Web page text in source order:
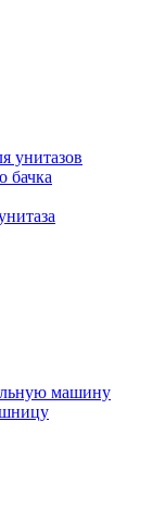
унитазов
бачка
машину